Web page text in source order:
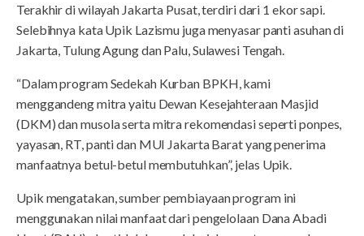
Terakhir di wilayah Jakarta Pusat, terdiri dari 1 ekor sapi.
Selebihnya kata Upik Lazismu juga menyasar panti asuhan di
Jakarta, Tulung Agung dan Palu, Sulawesi Tengah.
“Dalam program Sedekah Kurban BPKH, kami
menggandeng mitra yaitu Dewan Kesejahteraan Masjid
(DKM) dan musola serta mitra rekomendasi seperti ponpes,
yayasan, RT, panti dan MUI Jakarta Barat yang penerima
manfaatnya betul-betul membutuhkan”, jelas Upik.
Upik mengatakan, sumber pembiayaan program ini
menggunakan nilai manfaat dari pengelolaan Dana Abadi